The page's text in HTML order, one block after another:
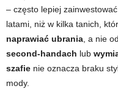
– często lepiej
latami, niż w kilka tanich,
naprawiać ubrania , a nie
second-handach lub
szafie nie oznacza braku
mody.